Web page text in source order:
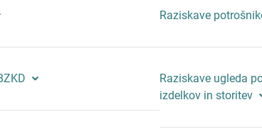
Raziskave
Raziskave ugleda
izdelkov in storitev